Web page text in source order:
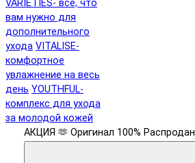
VARIETIES- всё, что
вам нужно для
дополнительного
ухода VITALISE-
комфортное
увлажнение на весь
день YOUTHFUL-
комплекс для ухода
за молодой кожей
АКЦИЯ 🫶 Оригинал 100% Распродан